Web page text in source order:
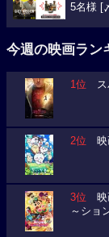
5名様 [
今週の映画ラン
1位 ス
2位 映
3位 映
～ショ